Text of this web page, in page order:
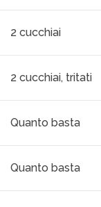
2 cucchiai
2 cucchiai, tritati
Quanto basta
Quanto basta